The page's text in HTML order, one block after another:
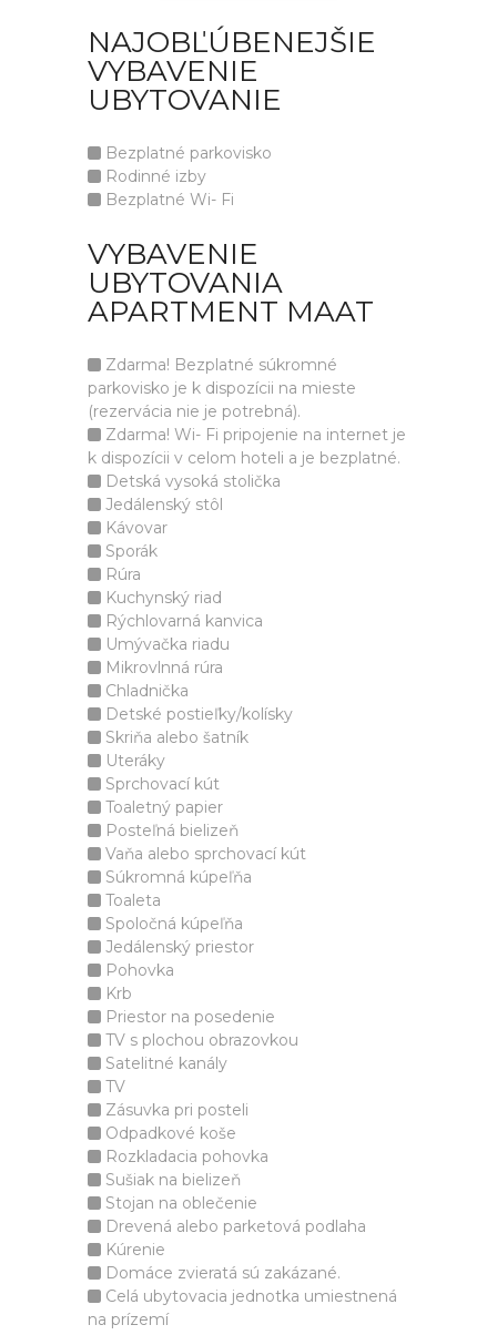
NAJOBĽÚBENEJŠIE
VYBAVENIE
UBYTOVANIE
Bezplatné parkovisko
Rodinné izby
Bezplatné Wi- Fi
VYBAVENIE
UBYTOVANIA
APARTMENT MAAT
Zdarma! Bezplatné súkromné
parkovisko je k dispozícii na mieste
(rezervácia nie je potrebná).
Zdarma! Wi- Fi pripojenie na internet je
k dispozícii v celom hoteli a je bezplatné.
Detská vysoká stolička
Jedálenský stôl
Kávovar
Sporák
Rúra
Kuchynský riad
Rýchlovarná kanvica
Umývačka riadu
Mikrovlnná rúra
Chladnička
Detské postieľky/kolísky
Skriňa alebo šatník
Uteráky
Sprchovací kút
Toaletný papier
Posteľná bielizeň
Vaňa alebo sprchovací kút
Súkromná kúpeľňa
Toaleta
Spoločná kúpeľňa
Jedálenský priestor
Pohovka
Krb
Priestor na posedenie
TV s plochou obrazovkou
Satelitné kanály
TV
Zásuvka pri posteli
Odpadkové koše
Rozkladacia pohovka
Sušiak na bielizeň
Stojan na oblečenie
Drevená alebo parketová podlaha
Kúrenie
Domáce zvieratá sú zakázané.
Celá ubytovacia jednotka umiestnená
na prízemí